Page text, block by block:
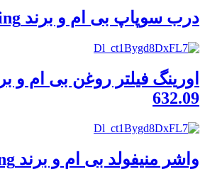
درب سوپاپ بی ام و برند Elring کد 584.95
632.09
واشر منیفولد بی ام و برند Elring کد 504.38